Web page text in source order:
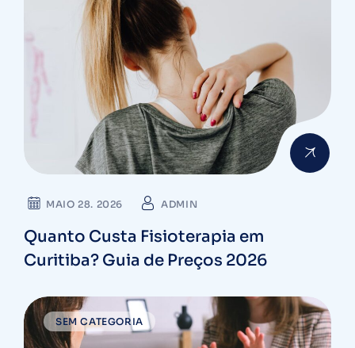
MAIO 28. 2026 ADMIN
Quanto Custa Fisioterapia em
Curitiba? Guia de Preços 2026
SEM CATEGORIA